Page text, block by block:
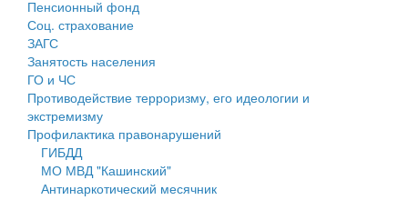
Персональные данные
Оценка регулирующего воздействия
Деятельность МУ
Нормативы градостроительного проектирования
Правила землепользования и застройки
Пенсионный фонд
Соц. страхование
ЗАГС
Занятость населения
ГО и ЧС
Противодействие терроризму, его идеологии и
экстремизму
Профилактика правонарушений
ГИБДД
МО МВД "Кашинский"
Антинаркотический месячник